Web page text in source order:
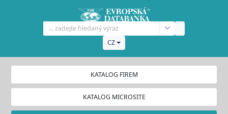
CZ
KATALOG FIREM
KATALOG MICROSITE